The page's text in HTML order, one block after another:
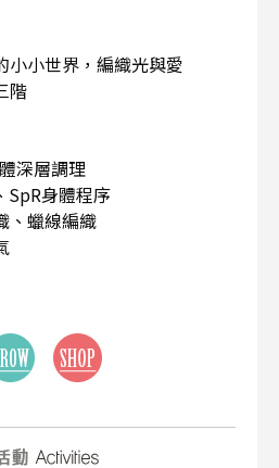
小小世界，編織光與愛
階
深層調理
SpR身體程序
、蠟線編織